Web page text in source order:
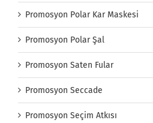
Promosyon Polar Kar Maskesi
Promosyon Polar Şal
Promosyon Saten Fular
Promosyon Seccade
Promosyon Seçim Atkısı